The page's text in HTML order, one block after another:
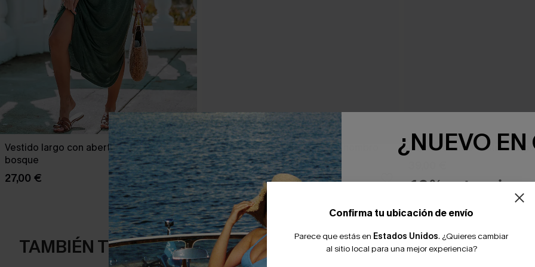
Vestido largo con abertura lateral verde
bosque
27,00 €
Vestido con cinturón y un solo hombro
con estampado de hojas
34,00 €
Impresionante vestido
TAMBIÉN TE PUEDE GUSTAR
Confirma tu ubicación de envío
Parece que estás en Estados Unidos. ¿Quieres cambiar
al sitio local para una mejor experiencia?
¿NUEVO EN
-10% extra sin